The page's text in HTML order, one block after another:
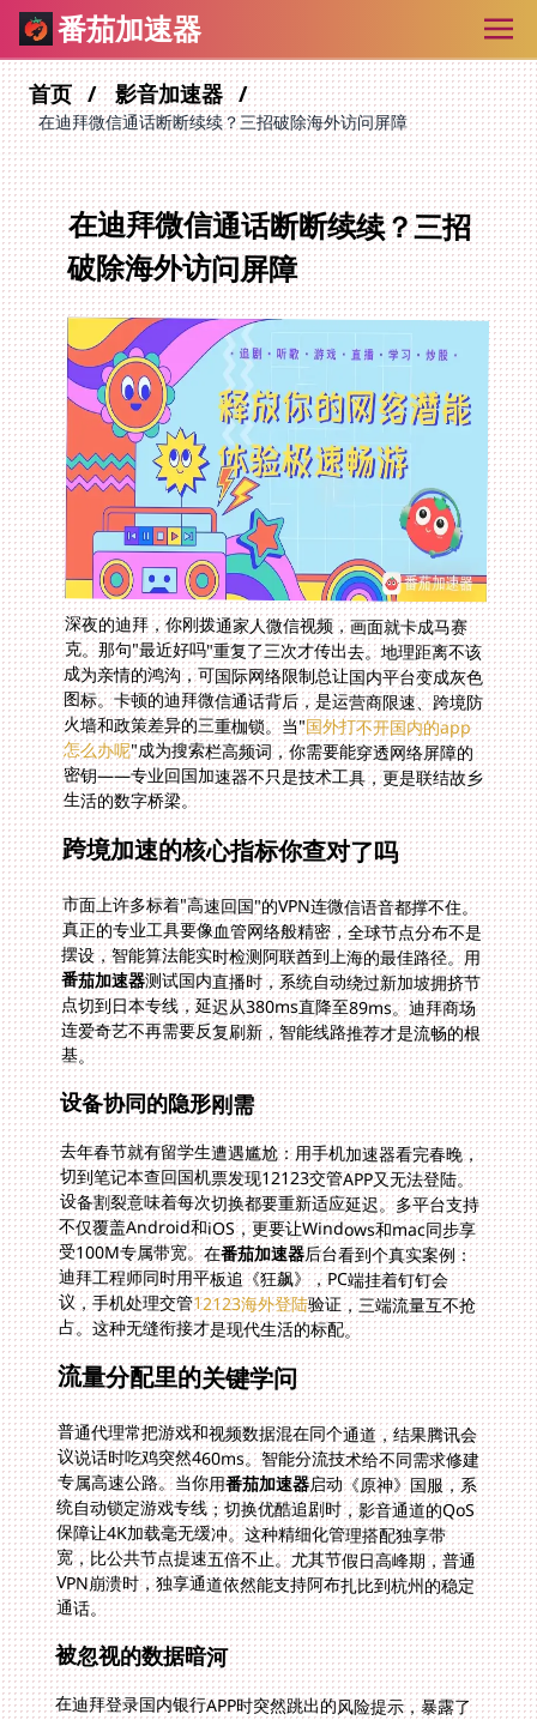
番茄加速器
首页 影音加速器
在迪拜微信通话断断续续？三招破除海外访问屏障
在迪拜微信通话断断续续？三招
破除海外访问屏障
深夜的迪拜，你刚拨通家人微信视频，画面就卡成马赛
克。那句"最近好吗"重复了三次才传出去。地理距离不该
成为亲情的鸿沟，可国际网络限制总让国内平台变成灰色
图标。卡顿的迪拜微信通话背后，是运营商限速、跨境防
火墙和政策差异的三重枷锁。当"国外打不开国内的app
怎么办呢"成为搜索栏高频词，你需要能穿透网络屏障的
密钥——专业回国加速器不只是技术工具，更是联结故乡
生活的数字桥梁。
跨境加速的核心指标你查对了吗
市面上许多标着"高速回国"的VPN连微信语音都撑不住。
真正的专业工具要像血管网络般精密，全球节点分布不是
摆设，智能算法能实时检测阿联酋到上海的最佳路径。用
番茄加速器测试国内直播时，系统自动绕过新加坡拥挤节
点切到日本专线，延迟从380ms直降至89ms。迪拜商场
连爱奇艺不再需要反复刷新，智能线路推荐才是流畅的根
基。
设备协同的隐形刚需
去年春节就有留学生遭遇尴尬：用手机加速器看完春晚，
切到笔记本查回国机票发现12123交管APP又无法登陆。
设备割裂意味着每次切换都要重新适应延迟。多平台支持
不仅覆盖Android和iOS，更要让Windows和mac同步享
受100M专属带宽。在番茄加速器后台看到个真实案例：
迪拜工程师同时用平板追《狂飙》，PC端挂着钉钉会
议，手机处理交管12123海外登陆验证，三端流量互不抢
占。这种无缝衔接才是现代生活的标配。
流量分配里的关键学问
普通代理常把游戏和视频数据混在同个通道，结果腾讯会
议说话时吃鸡突然460ms。智能分流技术给不同需求修建
专属高速公路。当你用番茄加速器启动《原神》国服，系
统自动锁定游戏专线；切换优酷追剧时，影音通道的QoS
保障让4K加载毫无缓冲。这种精细化管理搭配独享带
宽，比公共节点提速五倍不止。尤其节假日高峰期，普通
VPN崩溃时，独享通道依然能支持阿布扎比到杭州的稳定
通话。
被忽视的数据暗河
在迪拜登录国内银行APP时突然跳出的风险提示，暴露了
数据传输的隐患。没有加密的代理就像透明管道，支付密
码可能被截取。专业工具采用银行级加密隧道，IPLC专线